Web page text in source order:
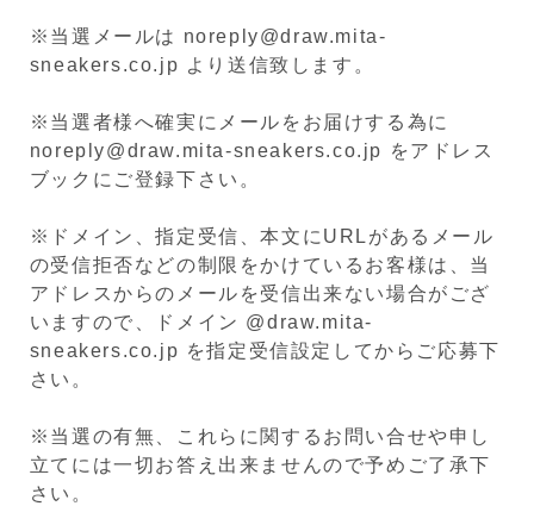
※当選メールは noreply@draw.mita-
sneakers.co.jp より送信致します。
※当選者様へ確実にメールをお届けする為に
noreply@draw.mita-sneakers.co.jp をアドレス
ブックにご登録下さい。
※ドメイン、指定受信、本文にURLがあるメール
の受信拒否などの制限をかけているお客様は、当
アドレスからのメールを受信出来ない場合がござ
いますので、ドメイン @draw.mita-
sneakers.co.jp を指定受信設定してからご応募下
さい。
※当選の有無、これらに関するお問い合せや申し
立てには一切お答え出来ませんので予めご了承下
さい。